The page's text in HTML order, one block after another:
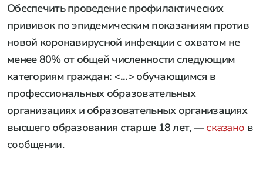
Обеспечить проведение профилактических
прививок по эпидемическим показаниям против
новой коронавирусной инфекции с охватом не
менее 80% от общей численности следующим
категориям граждан: <...> обучающимся в
профессиональных образовательных
организациях и образовательных организациях
высшего образования старше 18 лет, —сказано в
сообщении.